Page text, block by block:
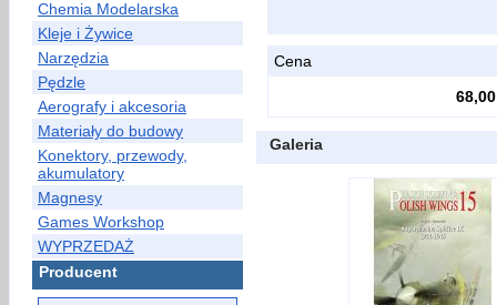
Chemia Modelarska
Kleje i Żywice
Narzędzia
Pędzle
Aerografy i akcesoria
Materiały do budowy
Konektory, przewody,
akumulatory
Magnesy
Games Workshop
WYPRZEDAŻ
Producent
Cena
68,00
Galeria